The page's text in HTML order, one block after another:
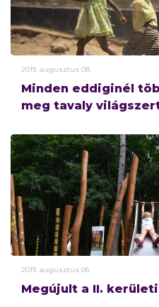
2019. augusztus 08.
Minden eddiginél
meg tavaly
2019. augusztus 06.
Megújult a II.